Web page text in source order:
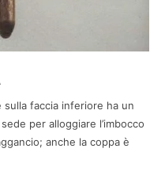
sulla faccia inferiore ha un
per alloggiare l’imbocco
anche la coppa è